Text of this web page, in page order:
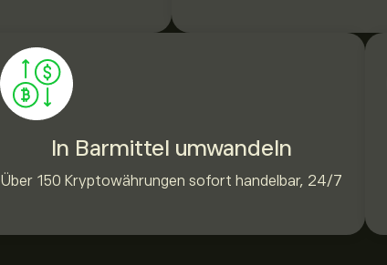
In Barmittel umwandeln
Über 150 Kryptowährungen sofort handelbar, 24/7